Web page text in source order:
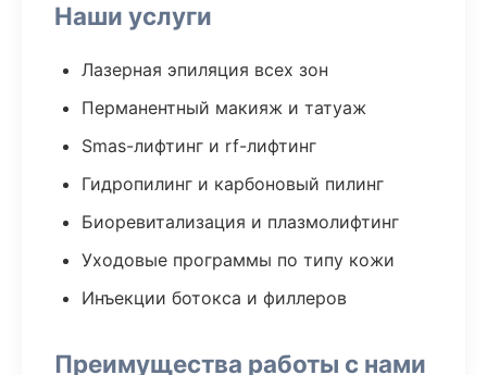
Наши услуги
Лазерная эпиляция всех зон
Перманентный макияж и татуаж
Smas-лифтинг и rf-лифтинг
Гидропилинг и карбоновый пилинг
Биоревитализация и плазмолифтинг
Уходовые программы по типу кожи
Инъекции ботокса и филлеров
Преимущества работы с нами